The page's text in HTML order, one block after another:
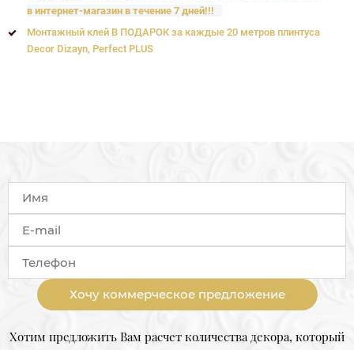
в интернет-магазин в течение 7 дней!!!
Монтажный клей В ПОДАРОК за каждые 20 метров плинтуса
Decor Dizayn, Perfect PLUS
Хочу коммерческое предложение
Хотим предложить Вам расчет количества декора, который